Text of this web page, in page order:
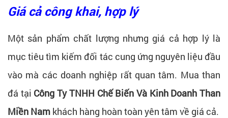
Giá cả công khai, hợp lý
Một sản phẩm chất lượng nhưng giá cả hợp lý là
mục tiêu tìm kiếm đối tác cung ứng nguyên liệu đầu
vào mà các doanh nghiệp rất quan tâm. Mua than
đá tại Công Ty TNHH Chế Biến Và Kinh Doanh Than
Miền Nam khách hàng hoàn toàn yên tâm về giá cả.